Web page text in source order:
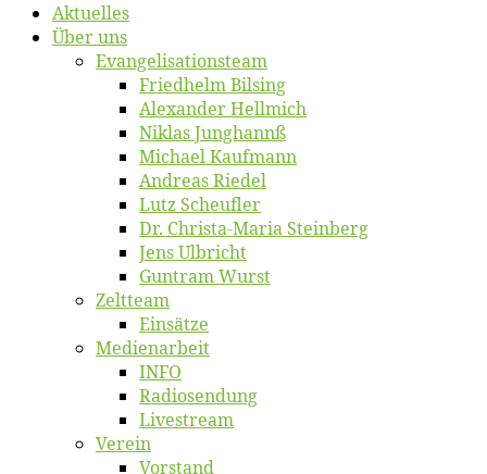
Ak­tu­el­les
Über uns
Evangelisa­tions­team
Fried­helm Bilsing
Alex­an­der Hellmich
Ni­klas Junghannß
Mi­cha­el Kaufmann
An­dre­as Riedel
Lutz Scheuf­ler
Dr. Chris­­ta-Ma­ria Steinberg
Jens Ulb­richt
Gun­tram Wurst
Zelt­team
Ein­sät­ze
Me­di­en­ar­beit
INFO
Ra­dio­sen­dung
Live­stream
Ver­ein
Vor­stand